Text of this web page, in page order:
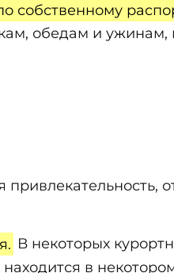
собственному
обедам и ужинам,
В некоторых
находится в